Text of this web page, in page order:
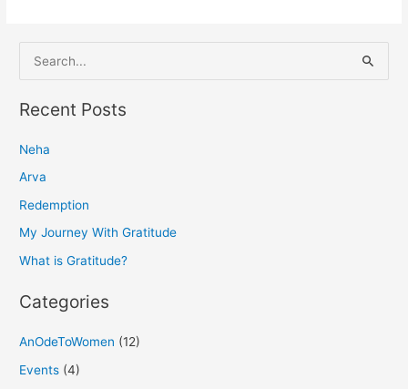
e
a
c
h
f
o
Recent Posts
Neha
Arva
Redemption
My Journey With Gratitude
What is Gratitude?
Categories
AnOdeToWomen (12)
Events (4)